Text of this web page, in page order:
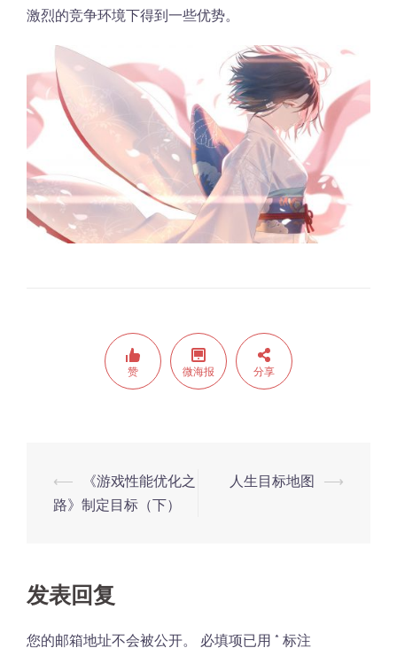
激烈的竞争环境下得到一些优势。
赞 微海报 分享
Post
navigation
⟵
《游戏性能优化之
路》制定目标（下）
人生目标地图 ⟶
发表回复
您的邮箱地址不会被公开。 必填项已用 * 标注